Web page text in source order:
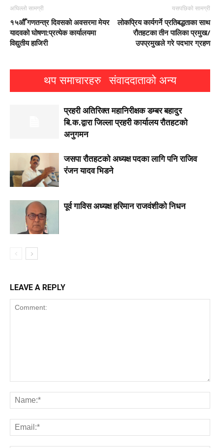
अघिल्लो सामग्री
१५औँ गणतन्त्र दिवसको अवसरमा मेयर
यादवको घोषणा:प्रत्येक कार्यालयमा
विद्युतीय हाजिरी
यसपछिको सामग्री
लोकप्रिय कार्यगर्ने प्रतिबद्धताका साथ
रौतहटका तीन पालिका प्रमुख/
उपप्रमुखले गरे पदभार ग्रहण
थप समाचारहरु संवाददाताको अन्य
प्रहरी अतिरिक्त महानिरीक्षक डम्बर बहादुर
बि.क.द्वारा जिल्ला प्रहरी कार्यालय रौतहटको
अनुगमन
जसपा राैतहटको अध्यक्ष पदका लागि पनि राजिव
रंजन यादव भिडने
पूर्व गाविस अध्यक्ष हरिमान राजवंशीको निधन
LEAVE A REPLY